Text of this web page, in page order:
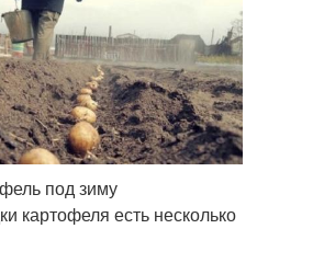
под зиму
картофеля есть несколько